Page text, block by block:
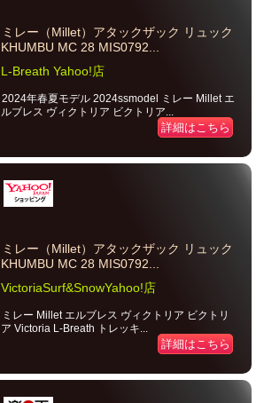
ミレー（Millet）アタックザック リュック
KHUMBU MC 28 MIS0792...
L-Breath Yahoo!店
2024年春夏モデル 2024ssmodel ミレー Millet エ
ルブレス ヴィクトリア ビクトリア...
詳細はこちら
ミレー（Millet）アタックザック リュック
KHUMBU MC 28 MIS0792...
VictoriaSurf&SnowYahoo!店
ミレー Millet エルブレス ヴィクトリア ビクトリ
ア Victoria L-Breath トレッキ...
詳細はこちら